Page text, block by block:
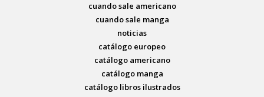
cuando sale americano
cuando sale manga
noticias
catálogo europeo
catálogo americano
catálogo manga
catálogo libros ilustrados